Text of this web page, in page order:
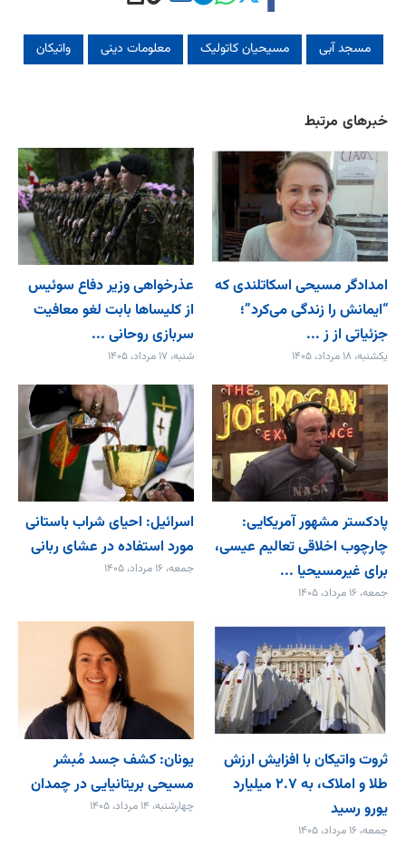
مسجد آبی مسیحیان کاتولیک معلومات دینی واتیکان
خبرهای مرتبط
امدادگر مسیحی اسکاتلندی که
“ایمانش را زندگی می‌کرد”؛
جزئیاتی از ز ...
یکشنبه، ۱۸ مرداد، ۱۴۰۵
عذرخواهی وزیر دفاع سوئیس
از کلیساها بابت لغو معافیت
سربازی روحانی ...
شنبه، ۱۷ مرداد، ۱۴۰۵
پادکستر مشهور آمریکایی:
چارچوب اخلاقی تعالیم عیسی،
برای غیرمسیحیا ...
جمعه، ۱۶ مرداد، ۱۴۰۵
اسرائیل: احیای شراب باستانی
مورد استفاده در عشای ربانی
جمعه، ۱۶ مرداد، ۱۴۰۵
ثروت واتیکان با افزایش ارزش
طلا و املاک، به ۲.۷ میلیارد
یورو رسید
جمعه، ۱۶ مرداد، ۱۴۰۵
یونان: کشف جسد مُبشر
مسیحی بریتانیایی در چمدان
چهارشنبه، ۱۴ مرداد، ۱۴۰۵